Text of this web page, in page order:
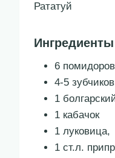
Рататуй
Ингредиенты
6
4-5
1
1 кабачок
1 луковица,
1 ст.л.